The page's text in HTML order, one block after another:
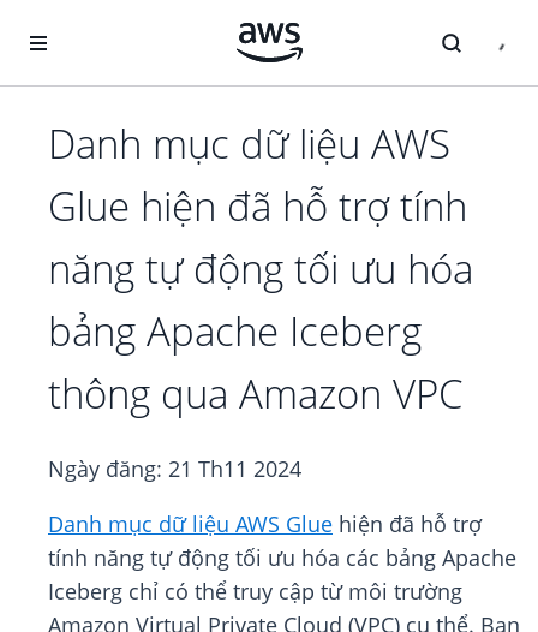
Danh mục dữ liệu AWS
Glue hiện đã hỗ trợ tính
năng tự động tối ưu hóa
bảng Apache Iceberg
thông qua Amazon VPC
Ngày đăng: 21 Th11 2024
Danh mục dữ liệu AWS Glue hiện đã hỗ trợ
tính năng tự động tối ưu hóa các bảng Apache
Iceberg chỉ có thể truy cập từ môi trường
Amazon Virtual Private Cloud (VPC) cụ thể. Bạn